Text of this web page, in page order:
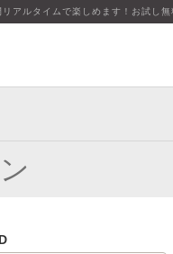
アルタイムで楽しめます！お試し無